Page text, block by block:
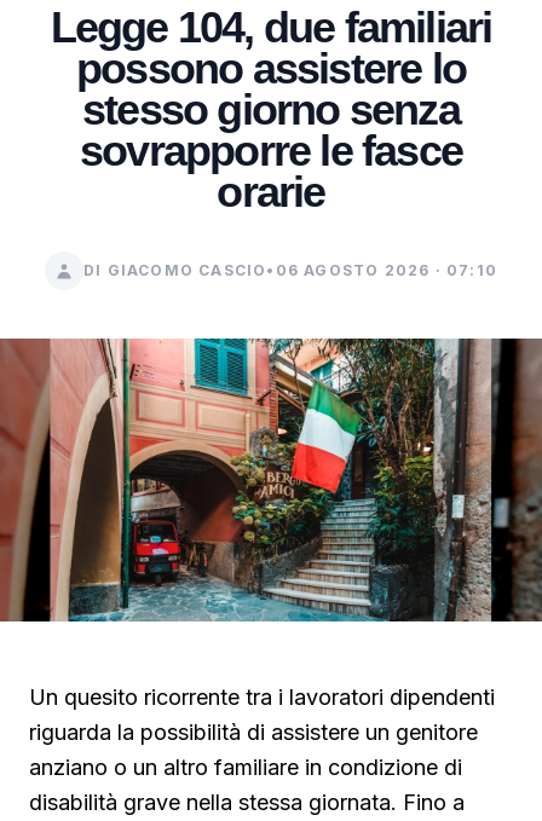
Legge 104, due familiari
possono assistere lo
stesso giorno senza
sovrapporre le fasce
orarie
DI GIACOMO CASCIO • 06 AGOSTO 2026 · 07:10
Un quesito ricorrente tra i lavoratori dipendenti
riguarda la possibilità di assistere un genitore
anziano o un altro familiare in condizione di
disabilità grave nella stessa giornata. Fino a